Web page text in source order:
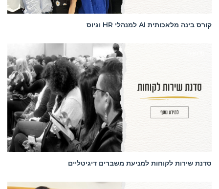
קורס בינה מלאכותית AI למנהלי HR וגיוס
סדנת שירות לקוחות למניעת משברים דיגיטליים